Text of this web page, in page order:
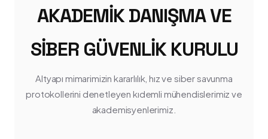
AKADEMIK DANIŞMA VE
SIBER GÜVENLIK KURULU
Altyapı mimarimizin kararlılık, hız ve siber savunma
protokollerini denetleyen kıdemli mühendislerimiz ve
akademisyenlerimiz.